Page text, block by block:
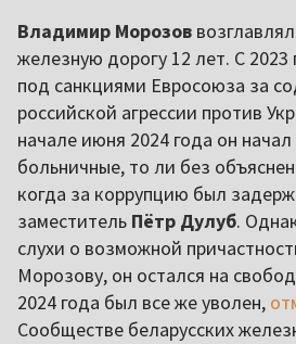
Владимир Морозов
железную дорогу 12 лет. С 2023
под санкциями Евросоюза за
российской агрессии против
начале июня 2024 года он
больничные, то ли без
когда за коррупцию был
заместитель Пётр Дулуб.
слухи о возможной
Морозову, он остался на
2024 года был все же уволен,
Сообществе беларусских